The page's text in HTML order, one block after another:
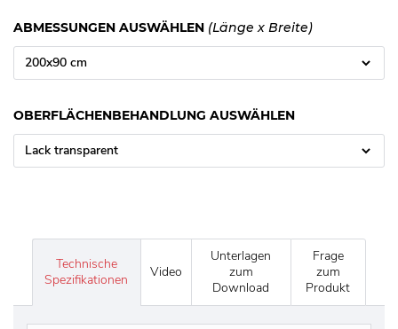
ABMESSUNGEN AUSWÄHLEN (Länge x Breite)
200x90 cm
OBERFLÄCHENBEHANDLUNG AUSWÄHLEN
Lack transparent
Technische
Spezifikationen
Video
Unterlagen
zum
Download
Frage
zum
Produkt